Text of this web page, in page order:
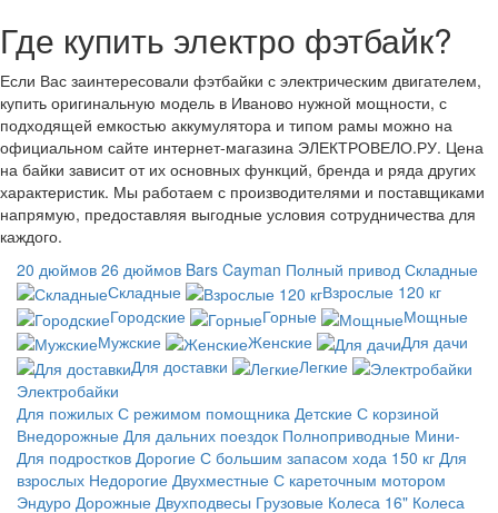
Где купить электро фэтбайк?
Если Вас заинтересовали фэтбайки с электрическим двигателем,
купить оригинальную модель в Иваново нужной мощности, с
подходящей емкостью аккумулятора и типом рамы можно на
официальном сайте интернет-магазина ЭЛЕКТРОВЕЛО.РУ. Цена
на байки зависит от их основных функций, бренда и ряда других
характеристик. Мы работаем с производителями и поставщиками
напрямую, предоставляя выгодные условия сотрудничества для
каждого.
20 дюймов 26 дюймов Bars Cayman Полный привод Складные
Складные
Взрослые 120 кг
Городские
Горные
Мощные
Мужские
Женские
Для дачи
Для доставки
Легкие
Электробайки
Для пожилых С режимом помощника Детские С корзиной
Внедорожные Для дальних поездок Полноприводные Мини-
Для подростков Дорогие С большим запасом хода 150 кг Для
взрослых Недорогие Двухместные С кареточным мотором
Эндуро Дорожные Двухподвесы Грузовые Колеса 16" Колеса